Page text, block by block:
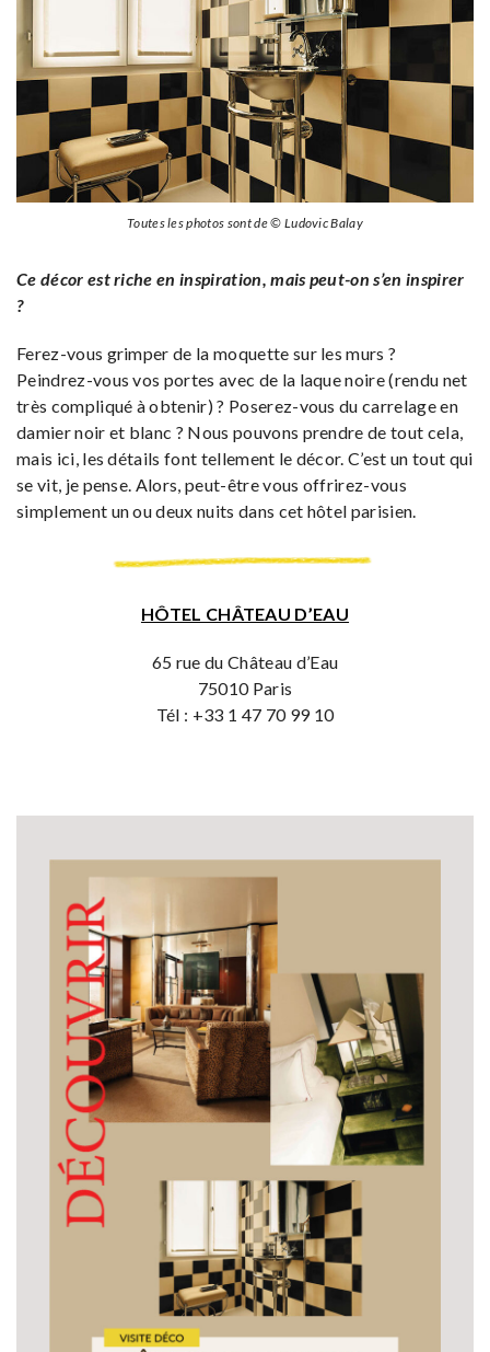
Toutes les photos sont de © Ludovic Balay
Ce décor est riche en inspiration, mais peut-on s’en inspirer
?
Ferez-vous grimper de la moquette sur les murs ?
Peindrez-vous vos portes avec de la laque noire (rendu net
très compliqué à obtenir) ? Poserez-vous du carrelage en
damier noir et blanc ? Nous pouvons prendre de tout cela,
mais ici, les détails font tellement le décor. C’est un tout qui
se vit, je pense. Alors, peut-être vous offrirez-vous
simplement un ou deux nuits dans cet hôtel parisien.
HÔTEL CHÂTEAU D’EAU
65 rue du Château d’Eau
75010 Paris
Tél : +33 1 47 70 99 10